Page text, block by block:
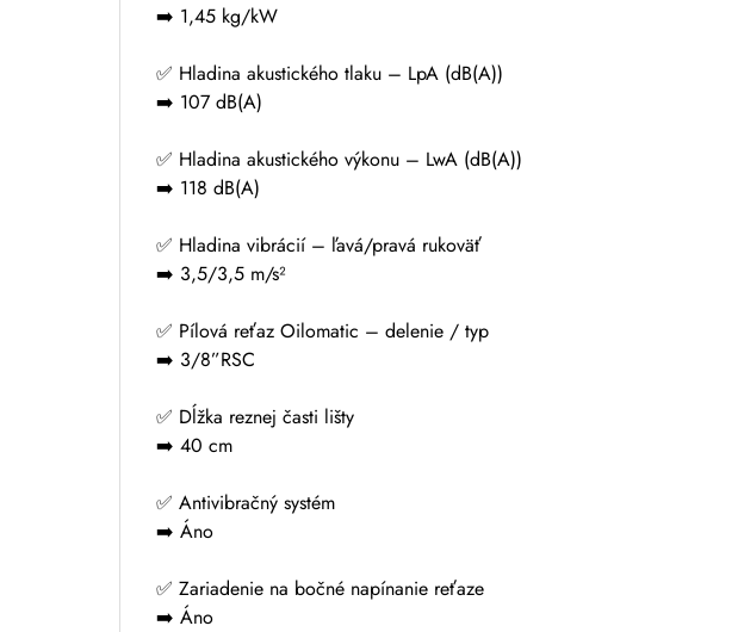
➡️ 1,45 kg/kW
✅ Hladina akustického tlaku – LpA (dB(A))
➡️ 107 dB(A)
✅ Hladina akustického výkonu – LwA (dB(A))
➡️ 118 dB(A)
✅ Hladina vibrácií – ľavá/pravá rukoväť
➡️ 3,5/3,5 m/s²
✅ Pílová reťaz Oilomatic – delenie / typ
➡️ 3/8”RSC
✅ Dĺžka reznej časti lišty
➡️ 40 cm
✅ Antivibračný systém
➡️ Áno
✅ Zariadenie na bočné napínanie reťaze
➡️ Áno